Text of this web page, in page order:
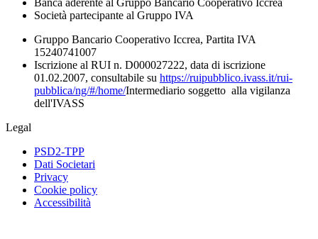
Banca aderente al Gruppo Bancario Cooperativo Iccrea
Società partecipante al Gruppo IVA
Gruppo Bancario Cooperativo Iccrea, Partita IVA
15240741007
Iscrizione al RUI n. D000027222, data di iscrizione
01.02.2007, consultabile su https://ruipubblico.ivass.it/rui-
pubblica/ng/#/home/Intermediario soggetto alla vigilanza
dell'IVASS
Legal
PSD2-TPP
Dati Societari
Privacy
Cookie policy
Accessibilità